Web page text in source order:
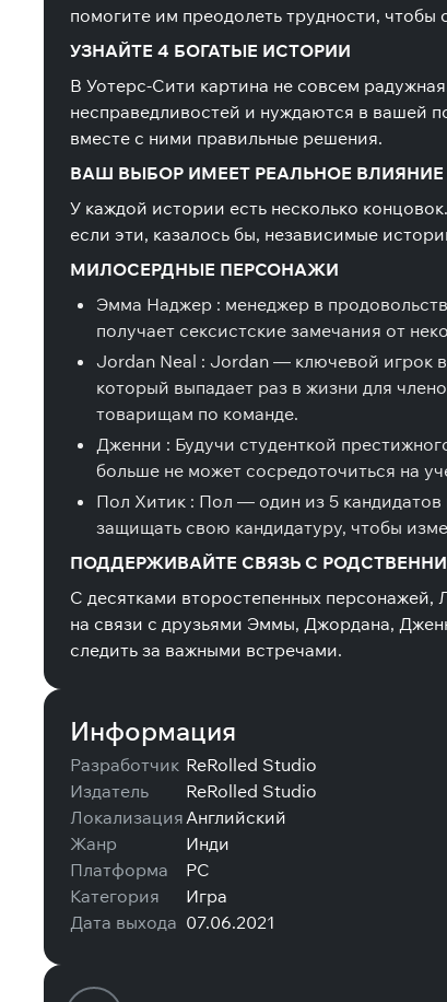
помогите им преодолеть трудности, чтобы
УЗНАЙТЕ 4 БОГАТЫЕ ИСТОРИИ
В Уотерс-Сити картина не совсем
несправедливостей и нуждаются в вашей
вместе с ними правильные решения.
ВАШ ВЫБОР ИМЕЕТ РЕАЛЬНОЕ ВЛИЯНИЕ
У каждой истории есть несколько
если эти, казалось бы, независимые
МИЛОСЕРДНЫЕ ПЕРСОНАЖИ
Эмма Наджер : менеджер в
получает сексистские замечания от
Jordan Neal : Jordan — ключевой игрок
который выпадает раз в жизни для
товарищам по команде.
Дженни : Будучи студенткой
больше не может сосредоточиться на
Пол Хитик : Пол — один из 5
защищать свою кандидатуру, чтобы
ПОДДЕРЖИВАЙТЕ СВЯЗЬ С
С десятками второстепенных персонажей,
на связи с друзьями Эммы, Джордана,
следить за важными встречами.
Информация
Разработчик ReRolled Studio
Издатель
ReRolled Studio
ЛокализацияАнглийский
Жанр
Инди
Платформа
PC
Категория
Игра
Дата выхода 07.06.2021